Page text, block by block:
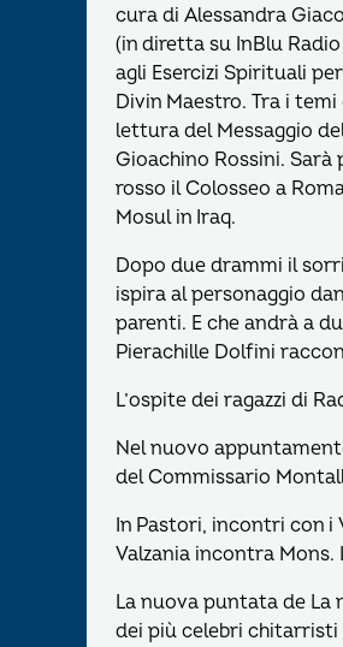
cura di Alessandra
(in diretta su InBlu
agli Esercizi Spirituali
Divin Maestro. Tra i temi
lettura del Messaggio
Gioachino Rossini.
rosso il Colosseo a
Mosul in Iraq.
Dopo due drammi il
ispira al personaggio
parenti. E che andrà a
Pierachille Dolfini
L’ospite dei ragazzi di
Nel nuovo
del Commissario
In Pastori, incontri con i
Valzania incontra
La nuova puntata de La
dei più celebri chitarristi